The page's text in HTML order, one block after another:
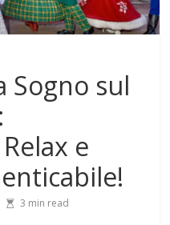
Sogno sul
e
3 min read